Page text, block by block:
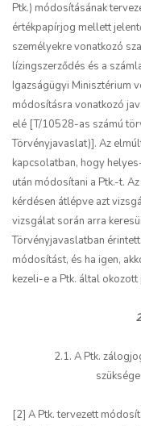
Ptk.) módosításának
értékpapírjog mellett
személyekre vonatkozó
lízingszerződés és a
Igazságügyi Minisztérium
módosításra vonatkozó
elé [T/10528-as számú
Törvényjavaslat)]. Az
kapcsolatban, hogy
után módosítani a Ptk.-t.
kérdésen átlépve azt
vizsgálat során arra
Törvényjavaslatban
módosítást, és ha igen,
kezeli-e a Ptk. által
2.1. A Ptk.
[2] A Ptk. tervezett